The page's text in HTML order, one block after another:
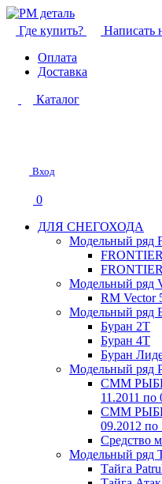
Где купить? Написать
Оплата
Доставка
Каталог
Вход
0
ДЛЯ СНЕГОХОДА
Модельный ряд
Модельный ряд
RM Vector
Модельный ряд
Буран 2Т
Буран 4Т
Буран
Модельный ряд
СММ
11.2011 по
СММ
09.2012 по
Средство
Модельный ряд
Тайга